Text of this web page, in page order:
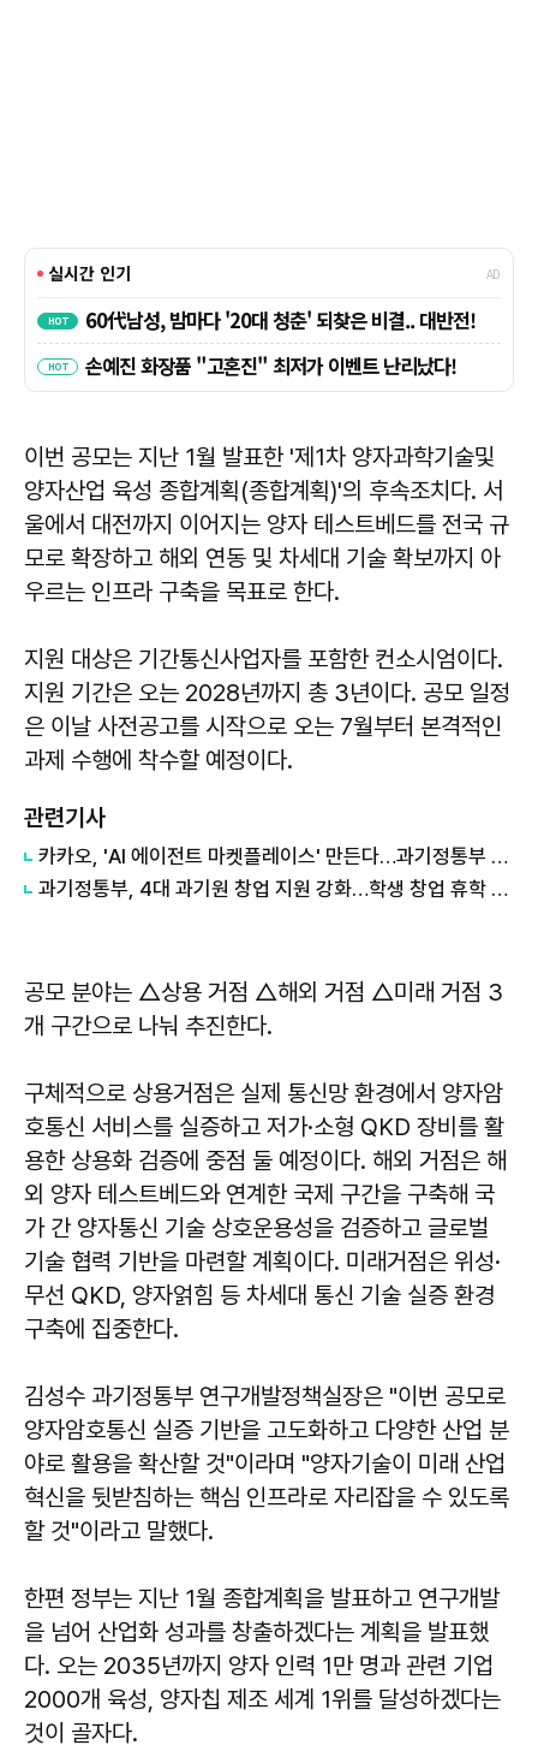
이번 공모는 지난 1월 발표한 '제1차 양자과학기술및
양자산업 육성 종합계획(종합계획)'의 후속조치다. 서
울에서 대전까지 이어지는 양자 테스트베드를 전국 규
모로 확장하고 해외 연동 및 차세대 기술 확보까지 아
우르는 인프라 구축을 목표로 한다.
지원 대상은 기간통신사업자를 포함한 컨소시엄이다.
지원 기간은 오는 2028년까지 총 3년이다. 공모 일정
은 이날 사전공고를 시작으로 오는 7월부터 본격적인
과제 수행에 착수할 예정이다.
관련기사
카카오, 'AI 에이전트 마켓플레이스' 만든다…과기정통부 개발 사업 수주
과기정통부, 4대 과기원 창업 지원 강화…학생 창업 휴학 제한 폐지
공모 분야는 △상용 거점 △해외 거점 △미래 거점 3
개 구간으로 나눠 추진한다.
구체적으로 상용거점은 실제 통신망 환경에서 양자암
호통신 서비스를 실증하고 저가·소형 QKD 장비를 활
용한 상용화 검증에 중점 둘 예정이다. 해외 거점은 해
외 양자 테스트베드와 연계한 국제 구간을 구축해 국
가 간 양자통신 기술 상호운용성을 검증하고 글로벌
기술 협력 기반을 마련할 계획이다. 미래거점은 위성·
무선 QKD, 양자얽힘 등 차세대 통신 기술 실증 환경
구축에 집중한다.
김성수 과기정통부 연구개발정책실장은 "이번 공모로
양자암호통신 실증 기반을 고도화하고 다양한 산업 분
야로 활용을 확산할 것"이라며 "양자기술이 미래 산업
혁신을 뒷받침하는 핵심 인프라로 자리잡을 수 있도록
할 것"이라고 말했다.
한편 정부는 지난 1월 종합계획을 발표하고 연구개발
을 넘어 산업화 성과를 창출하겠다는 계획을 발표했
다. 오는 2035년까지 양자 인력 1만 명과 관련 기업
2000개 육성, 양자칩 제조 세계 1위를 달성하겠다는
것이 골자다.